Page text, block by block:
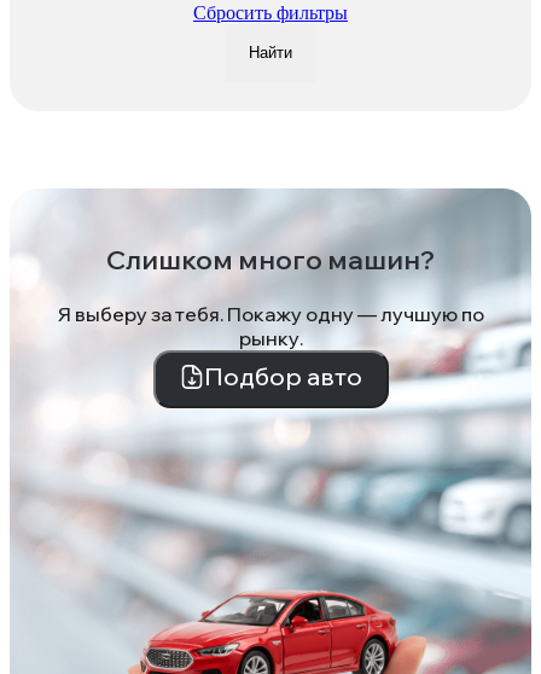
Сбросить фильтры
Найти
Слишком много машин?
Я выберу за тебя. Покажу одну — лучшую по
рынку.
Подбор авто